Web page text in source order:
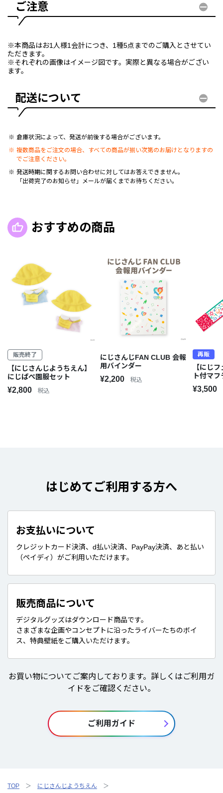
ご注意
※本商品はお1人様1会計につき、1種5点までのご購入とさせてい
ただきます。
※それぞれの画像はイメージ図です。実際と異なる場合がござい
ます。
配送について
倉庫状況によって、発送が前後する場合がございます。
複数商品をご注文の場合、すべての商品が揃い次第のお届けとなりますの
でご注意ください。
発送時期に関するお問い合わせに対してはお答えできません。
「出荷完了のお知らせ」メールが届くまでお待ちください。
おすすめの商品
販売終了
【にじさんじようちえん】
にじぱぺ園服セット
¥2,800 税込
にじさんじFAN CLUB 会報
用バインダー
¥2,200 税込
再販
【にじ
ト付マ
¥3,500
はじめてご利用する方へ
お支払いについて
クレジットカード決済、d払い決済、PayPay決済、あと払い
（ペイディ）がご利用いただけます。
販売商品について
デジタルグッズはダウンロード商品です。
さまざまな企画やコンセプトに沿ったライバーたちのボイ
ス、特典壁紙をご購入いただけます。
お買い物についてご案内しております。詳しくはご利用ガ
イドをご確認ください。
ご利用ガイド
TOP にじさんじようちえん